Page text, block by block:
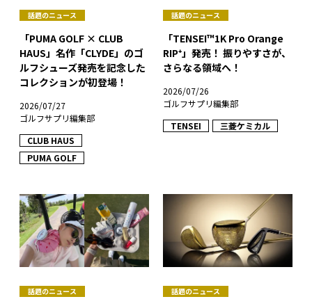
話題のニュース
「PUMA GOLF × CLUB
HAUS」名作「CLYDE」のゴ
ルフシューズ発売を記念した
コレクションが初登場！
2026/07/27
ゴルフサプリ編集部
CLUB HAUS
PUMA GOLF
話題のニュース
「TENSEI™1K Pro Orange
RIP⁺」発売！ 振りやすさが、
さらなる領域へ！
2026/07/26
ゴルフサプリ編集部
TENSEI
三菱ケミカル
話題のニュース 話題のニュース